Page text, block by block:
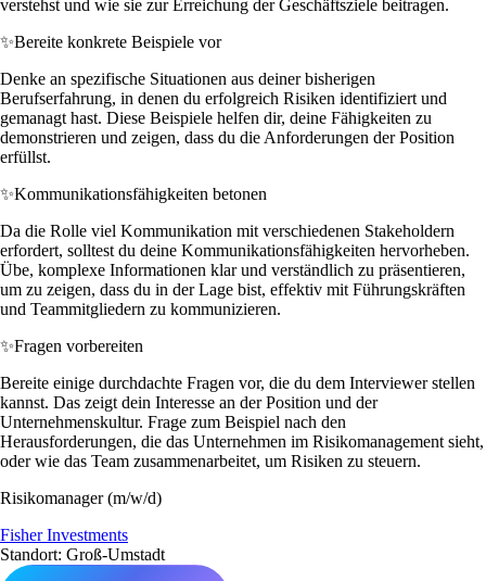
verstehst und wie sie zur Erreichung der Geschäftsziele beitragen.
✨Bereite konkrete Beispiele vor
Denke an spezifische Situationen aus deiner bisherigen
Berufserfahrung, in denen du erfolgreich Risiken identifiziert und
gemanagt hast. Diese Beispiele helfen dir, deine Fähigkeiten zu
demonstrieren und zeigen, dass du die Anforderungen der Position
erfüllst.
✨Kommunikationsfähigkeiten betonen
Da die Rolle viel Kommunikation mit verschiedenen Stakeholdern
erfordert, solltest du deine Kommunikationsfähigkeiten hervorheben.
Übe, komplexe Informationen klar und verständlich zu präsentieren,
um zu zeigen, dass du in der Lage bist, effektiv mit Führungskräften
und Teammitgliedern zu kommunizieren.
✨Fragen vorbereiten
Bereite einige durchdachte Fragen vor, die du dem Interviewer stellen
kannst. Das zeigt dein Interesse an der Position und der
Unternehmenskultur. Frage zum Beispiel nach den
Herausforderungen, die das Unternehmen im Risikomanagement sieht,
oder wie das Team zusammenarbeitet, um Risiken zu steuern.
Risikomanager (m/w/d)
Fisher Investments
Standort: Groß-Umstadt